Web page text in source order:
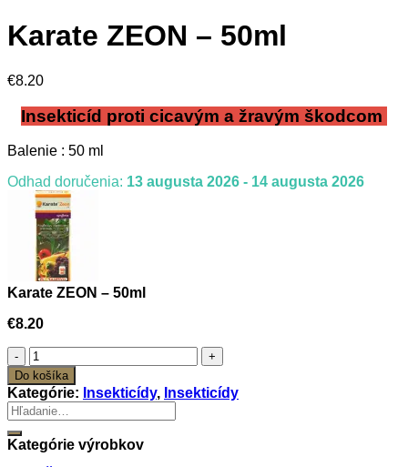
Karate ZEON – 50ml
€8.20
Insekticíd proti cicavým a žravým škodcom
Balenie : 50 ml
Odhad doručenia: 13 augusta 2026 - 14 augusta 2026
Karate ZEON – 50ml
€8.20
množstvo
Karate
ZEON
-
50ml
Do košíka
Kategórie: Insekticídy, Insekticídy
Hľadať:
Kategórie výrobkov